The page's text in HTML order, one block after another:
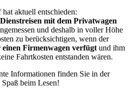
aktuell entschieden:
mit dem Privatwagen
und deshalb in voller Höhe
zu berücksichtigen, wenn der
einen Firmenwagen verfügtund ihm
Fahrtkosten entstanden wären.
Informationen finden Sie in der
beim Lesen!